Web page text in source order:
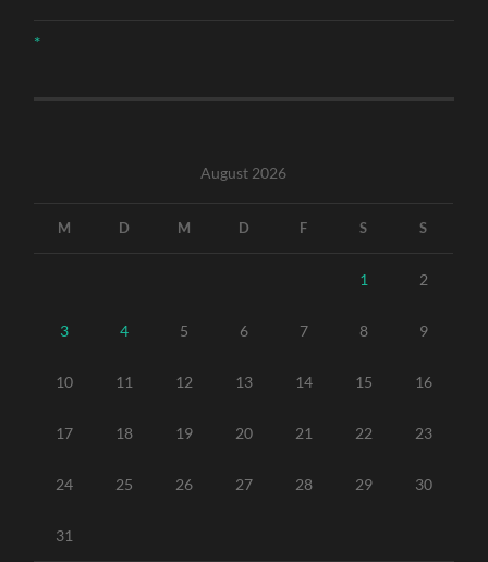
*
August 2026
M D M D F S S
1 2
3 4 5 6 7 8 9
10 11 12 13 14 15 16
17 18 19 20 21 22 23
24 25 26 27 28 29 30
31